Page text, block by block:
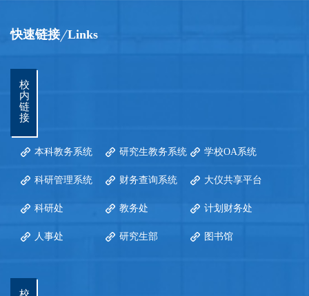
快速链接 Links
校
内
链
接
本科教务系统 研究生教务系统 学校OA系统
科研管理系统 财务查询系统 大仪共享平台
科研处 教务处 计划财务处
人事处 研究生部 图书馆